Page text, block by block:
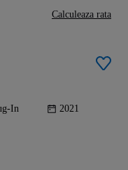
In 2021
Calculeaza rata